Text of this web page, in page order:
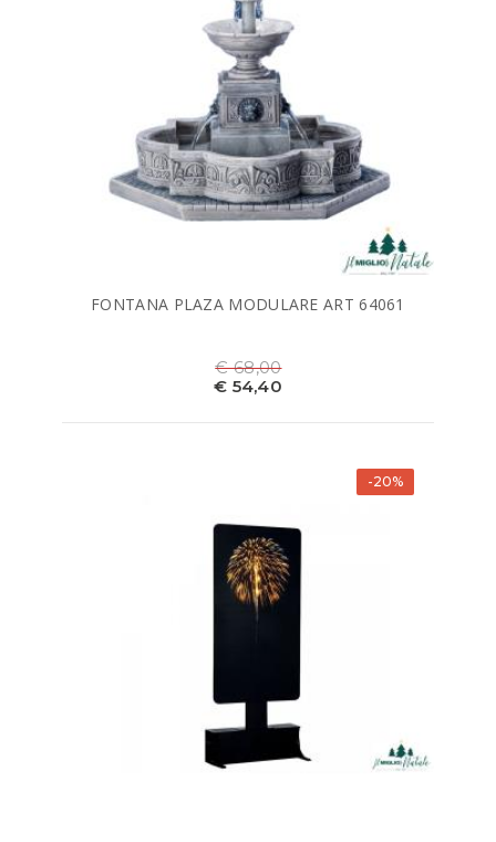
FONTANA PLAZA MODULARE ART 64061
€ 68,00
€ 54,40
-20%